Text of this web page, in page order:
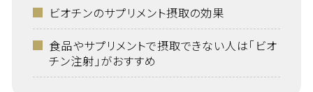
ビオチンのサプリメント摂取の効果
食品やサプリメントで摂取できない人は「ビオ
チン注射」がおすすめ